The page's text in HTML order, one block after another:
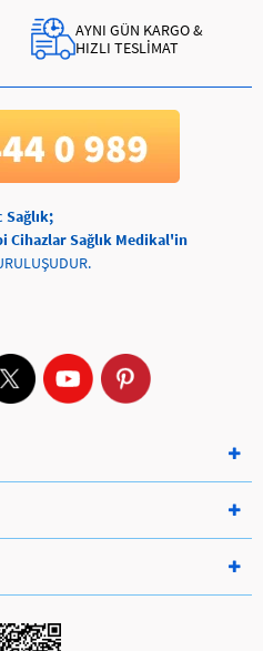
AYNI GÜN KARGO &
HIZLI TESLİMAT
Sağlık;
Cihazlar Sağlık Medikal'in